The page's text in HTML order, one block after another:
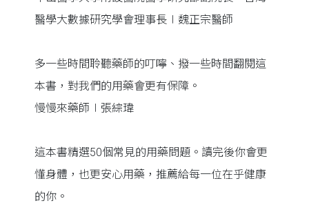
醫學大數據研究學會理事長∣魏正宗醫師
多一些時間聆聽藥師的叮嚀、撥一些時間翻閱這
本書，對我們的用藥會更有保障。
慢慢來藥師∣張綜瑋
這本書精選50個常見的用藥問題。讀完後你會更
懂身體，也更安心用藥，推薦給每一位在乎健康
的你。